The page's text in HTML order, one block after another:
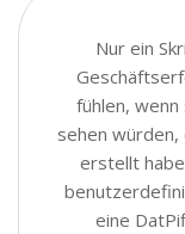
Nur ein
fühlen,
sehen würden,
erstellt
eine